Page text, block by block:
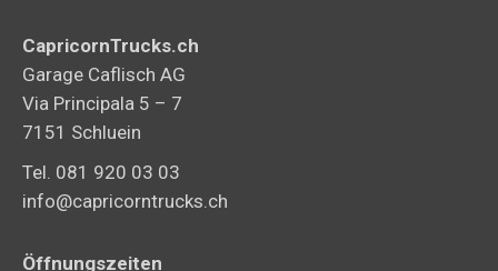
CapricornTrucks.ch
Garage Caflisch AG
Via Principala 5 – 7
7151 Schluein
Tel. 081 920 03 03
info@capricorntrucks.ch
Öffnungszeiten